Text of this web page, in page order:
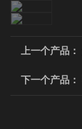
下一个产品：